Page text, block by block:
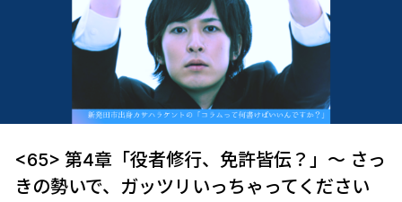
<65> 第4章「役者修行、免許皆伝？」～ さっ
きの勢いで、ガッツリいっちゃってください